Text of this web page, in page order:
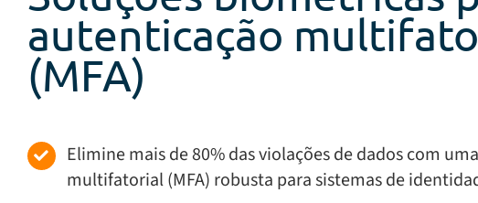
autenticação
(MFA)
Elimine mais de 80% das violações de dados com
multifatorial (MFA) robusta para sistemas de